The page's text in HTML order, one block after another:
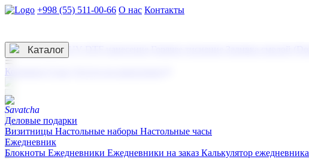
+998 (55) 511-00-66 О нас Контакты
3D гравировка
☰
Контакты
Каталог
Деловые подарки
Визитницы Настольные наборы Настольные часы
Ежедневник
Блокноты Ежедневники Ежедневники на заказ Калькулятор ежедневника